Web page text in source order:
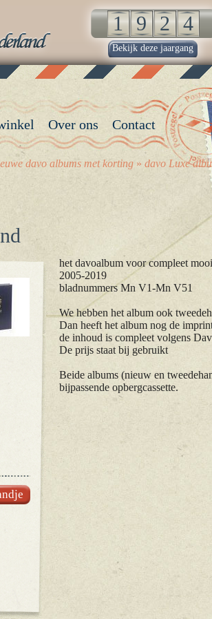
het davoalbum voor compleet
2005-2019
bladnummers Mn V1-Mn V51
We hebben het album ook
Dan heeft het album nog de
de inhoud is compleet volgens
De prijs staat bij gebruikt
Beide albums (nieuw en
bijpassende opbergcassette.
Over ons Contact
davo albums met korting » davo Luxe
Bekijk deze jaargang